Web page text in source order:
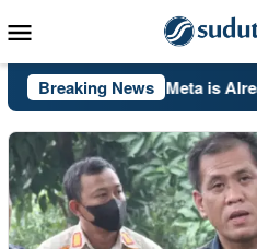
to
Menu
Breaking News
Ops 2’s PS5 Meta is Already